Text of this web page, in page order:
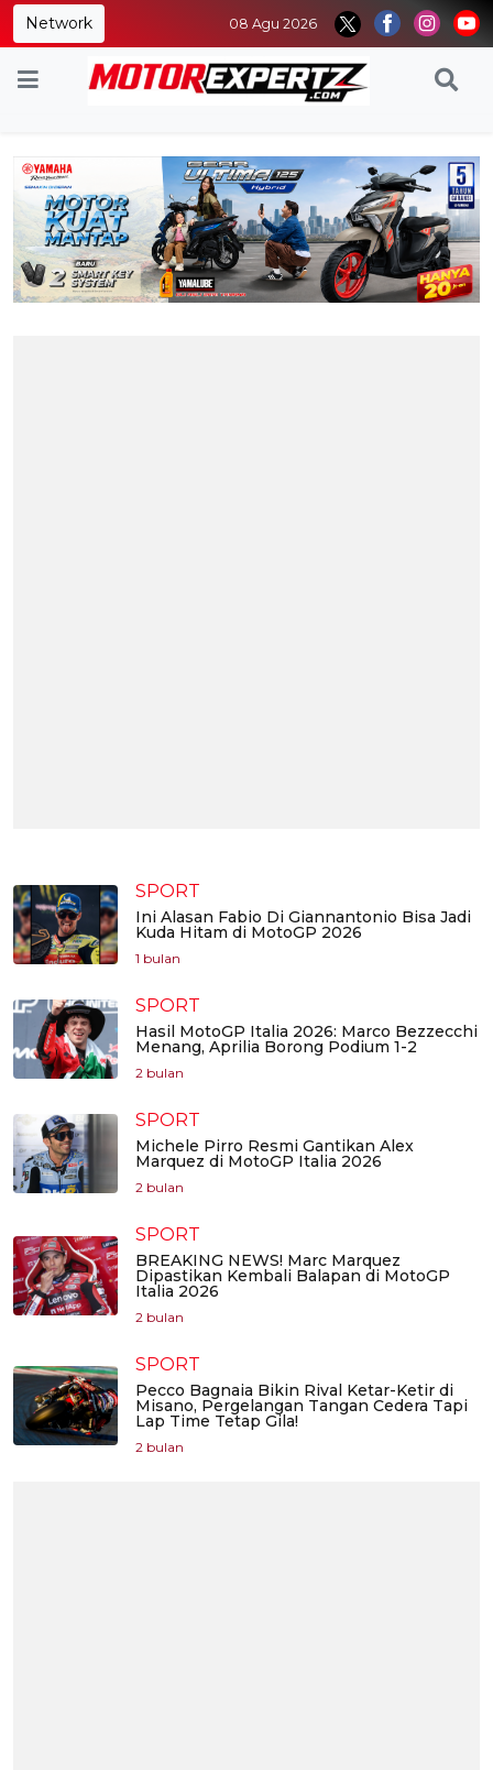
Network 08 Agu 2026
SPORT
Ini Alasan Fabio Di Giannantonio Bisa Jadi
Kuda Hitam di MotoGP 2026
1 bulan
SPORT
Hasil MotoGP Italia 2026: Marco Bezzecchi
Menang, Aprilia Borong Podium 1-2
2 bulan
SPORT
Michele Pirro Resmi Gantikan Alex
Marquez di MotoGP Italia 2026
2 bulan
SPORT
BREAKING NEWS! Marc Marquez
Dipastikan Kembali Balapan di MotoGP
Italia 2026
2 bulan
SPORT
Pecco Bagnaia Bikin Rival Ketar-Ketir di
Misano, Pergelangan Tangan Cedera Tapi
Lap Time Tetap Gila!
2 bulan